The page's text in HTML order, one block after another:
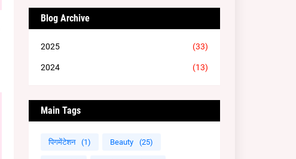
Blog Archive
2025 (33)
2024 (13)
Main Tags
पिगमेंटेशन (1) Beauty (25)